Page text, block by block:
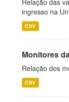
Relação das
ingresso na
CSV
Monitores
Relação dos
CSV